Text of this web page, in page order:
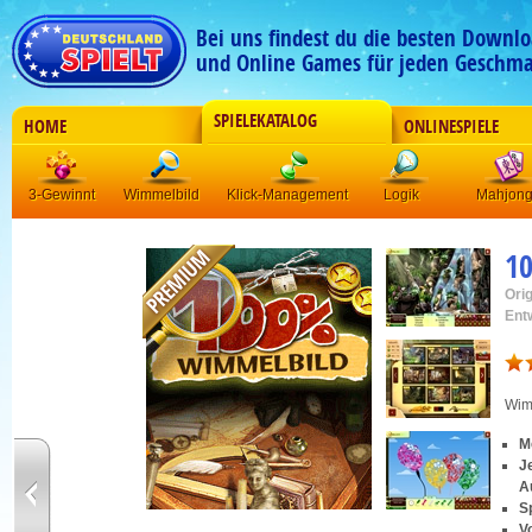
Bei uns findest du die besten
und Online Games für jeden
HOME SPIELEKATALOG ONLINESPIELE
3-Gewinnt Wimmelbild Klick-Management Logik Mahjong